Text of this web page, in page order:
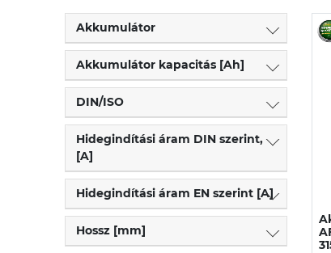
Akkumulátor
Akkumulátor kapacitás [Ah]
DIN/ISO
Hidegindítási áram DIN szerint,
[A]
Hidegindítási áram EN szerint [A]
Hossz [mm]